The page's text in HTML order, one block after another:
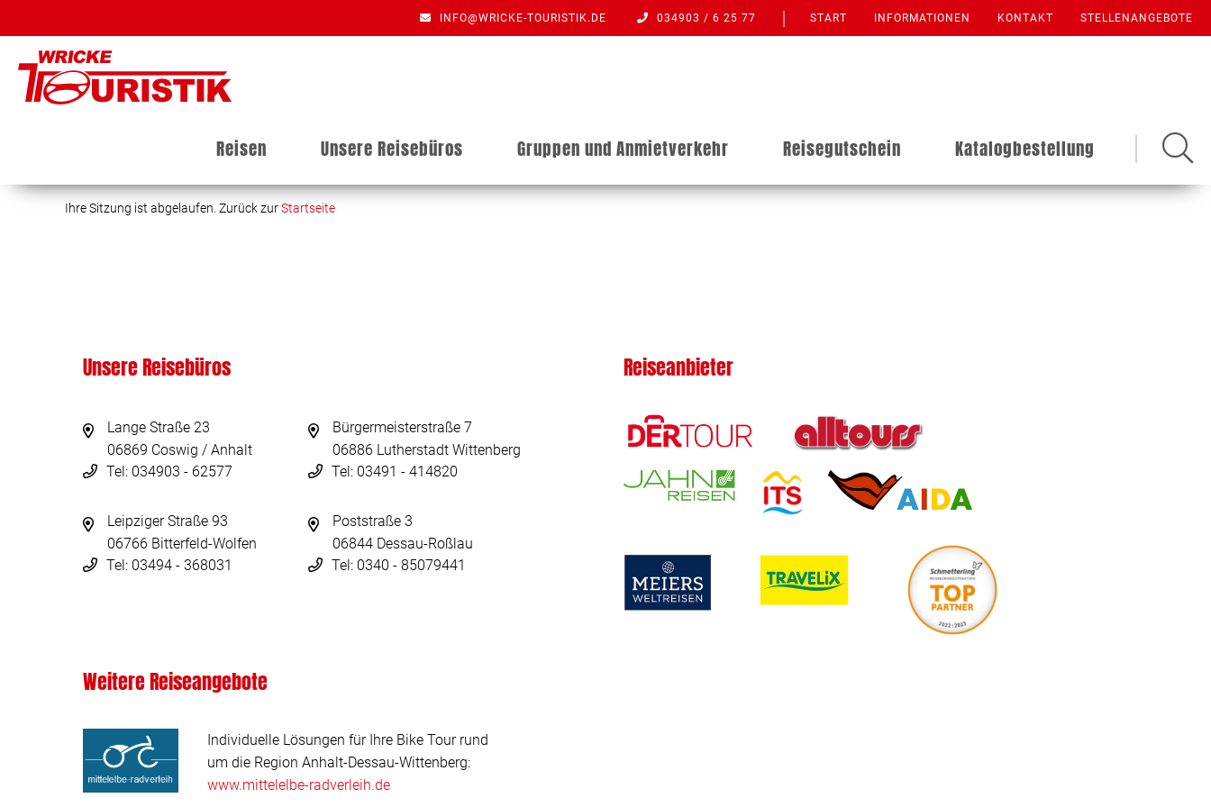
INFO@WRICKE-TOURISTIK.DE 034903 / 6 25 77 START INFORMATIONEN KONTAKT STELLENANGEBOTE
Reisen Unsere Reisebüros Gruppen und Anmietverkehr Reisegutschein Katalogbestellung
Ihre Sitzung ist abgelaufen. Zurück zurStartseite
Unsere Reisebüros
Lange Straße 23
06869 Coswig / Anhalt
Tel: 034903 - 62577
Bürgermeisterstraße 7
06886 Lutherstadt Wittenberg
Tel: 03491 - 414820
Leipziger Straße 93
06766 Bitterfeld-Wolfen
Tel: 03494 - 368031
Poststraße 3
06844 Dessau-Roßlau
Tel: 0340 - 85079441
Reiseanbieter
Weitere Reiseangebote
Individuelle Lösungen für Ihre Bike Tour rund
um die Region Anhalt-Dessau-Wittenberg:
www.mittelelbe-radverleih.de